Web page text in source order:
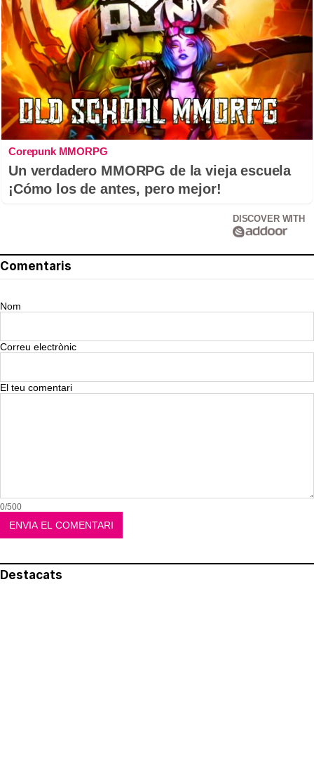
Corepunk MMORPG
Un verdadero MMORPG de la vieja escuela
¡Cómo los de antes, pero mejor!
DISCOVER WITH
Comentaris
Nom
Correu electrònic
El teu comentari
0/500
Destacats